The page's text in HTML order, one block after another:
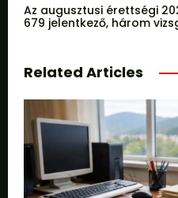
Az augusztusi érettségi
679 jelentkező, három
Related Articles